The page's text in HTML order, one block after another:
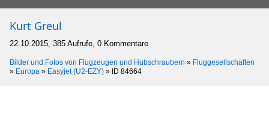
Kurt Greul
22.10.2015, 385 Aufrufe, 0 Kommentare
Bilder und Fotos von Flugzeugen und Hubschraubern » Fluggesellschaften
» Europa » Easyjet (U2-EZY) » ID 84664